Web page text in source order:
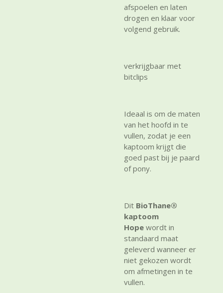
afspoelen en laten
drogen en klaar voor
volgend gebruik.
verkrijgbaar met
bitclips
Ideaal is om de maten
van het hoofd in te
vullen, zodat je een
kaptoom krijgt die
goed past bij je paard
of pony.
Dit BioThane®
kaptoom
Hope wordt in
standaard maat
geleverd wanneer er
niet gekozen wordt
om afmetingen in te
vullen.